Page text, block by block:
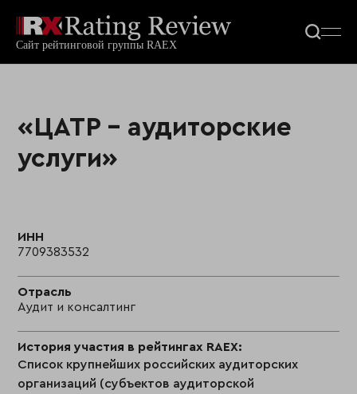
«ЦАТР - аудиторские
услуги»
ИНН
7709383532
Отрасль
Аудит и консалтинг
История участия в рейтингах RAEX:
Список крупнейших российских аудиторских
организаций (субъектов аудиторской